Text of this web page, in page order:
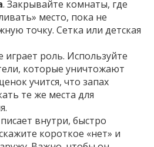
. Закрывайте комнаты, где
место, пока не
точку. Сетка или детская
роль. Используйте
которые уничтожают
учится, что запах
те же места для
внутри, быстро
короткое «нет» и